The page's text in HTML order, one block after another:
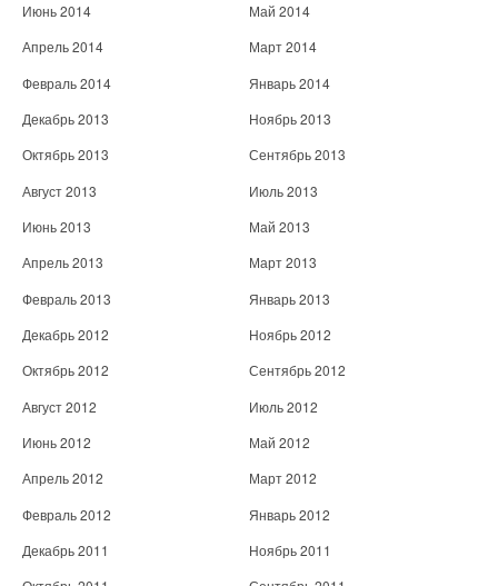
Июнь 2014
Май 2014
Апрель 2014
Март 2014
Февраль 2014
Январь 2014
Декабрь 2013
Ноябрь 2013
Октябрь 2013
Сентябрь 2013
Август 2013
Июль 2013
Июнь 2013
Май 2013
Апрель 2013
Март 2013
Февраль 2013
Январь 2013
Декабрь 2012
Ноябрь 2012
Октябрь 2012
Сентябрь 2012
Август 2012
Июль 2012
Июнь 2012
Май 2012
Апрель 2012
Март 2012
Февраль 2012
Январь 2012
Декабрь 2011
Ноябрь 2011